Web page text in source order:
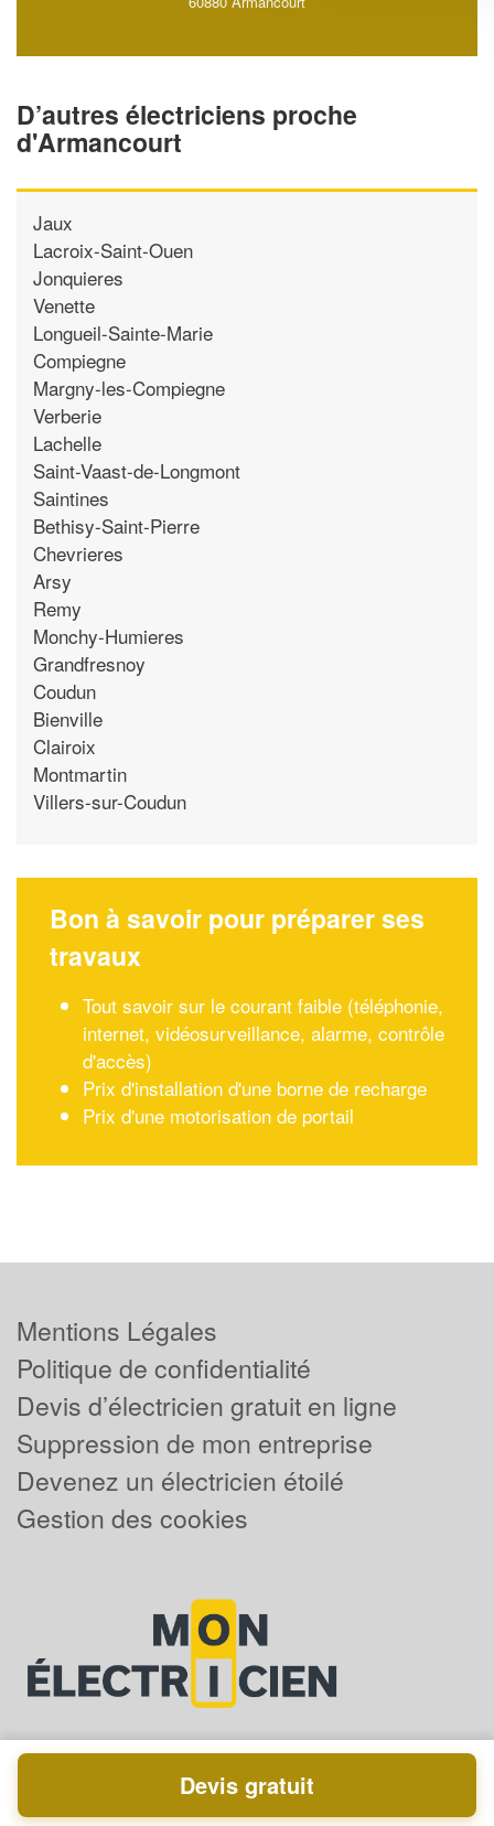
D’autres électriciens proche
d'Armancourt
Jaux
Lacroix-Saint-Ouen
Jonquieres
Venette
Longueil-Sainte-Marie
Compiegne
Margny-les-Compiegne
Verberie
Lachelle
Saint-Vaast-de-Longmont
Saintines
Bethisy-Saint-Pierre
Chevrieres
Arsy
Remy
Monchy-Humieres
Grandfresnoy
Coudun
Bienville
Clairoix
Montmartin
Villers-sur-Coudun
Bon à savoir pour préparer ses
travaux
Tout savoir sur le courant faible (téléphonie,
internet, vidéosurveillance, alarme, contrôle
d'accès)
Prix d'installation d'une borne de recharge
Prix d'une motorisation de portail
Mentions Légales
Politique de confidentialité
Devis d’électricien gratuit en ligne
Suppression de mon entreprise
Devenez un électricien étoilé
Gestion des cookies
Powered byPlus que pro
Devis gratuit